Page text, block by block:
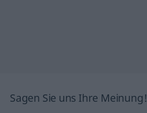
Sagen Sie uns Ihre Meinung!